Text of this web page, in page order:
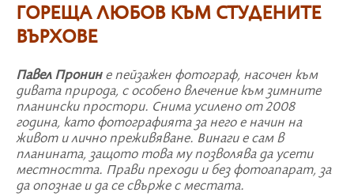
ГОРЕЩА ЛЮБОВ КЪМ СТУДЕНИТЕ
ВЪРХОВЕ
Павел Пронине пейзажен фотограф, насочен към
дивата природа, с особено влечение към зимните
планински простори. Снима усилено от 2008
година, като фотографията за него е начин на
живот и лично преживяване. Винаги е сам в
планината, защото това му позволява да усети
местността. Прави преходи и без фотоапарат, за
да опознае и да се свърже с местата.